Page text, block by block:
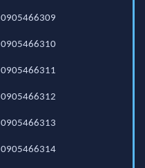
0905466309
0905466310
0905466311
0905466312
0905466313
0905466314